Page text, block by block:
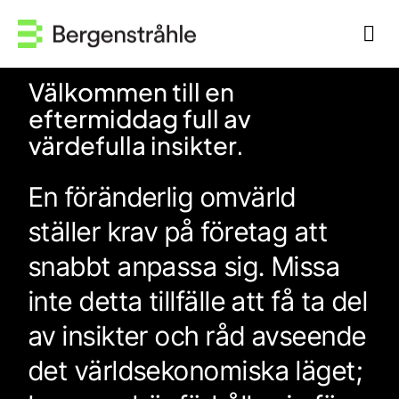
innehållet
Hem
Kontakta oss
Medarbetare
Våra tjänster
Kunskap
Om oss
Välkommen till en
eftermiddag full av
värdefulla insikter.
En föränderlig omvärld
ställer krav på företag att
snabbt anpassa sig. Missa
inte detta tillfälle att få ta del
av insikter och råd avseende
det världsekonomiska läget;